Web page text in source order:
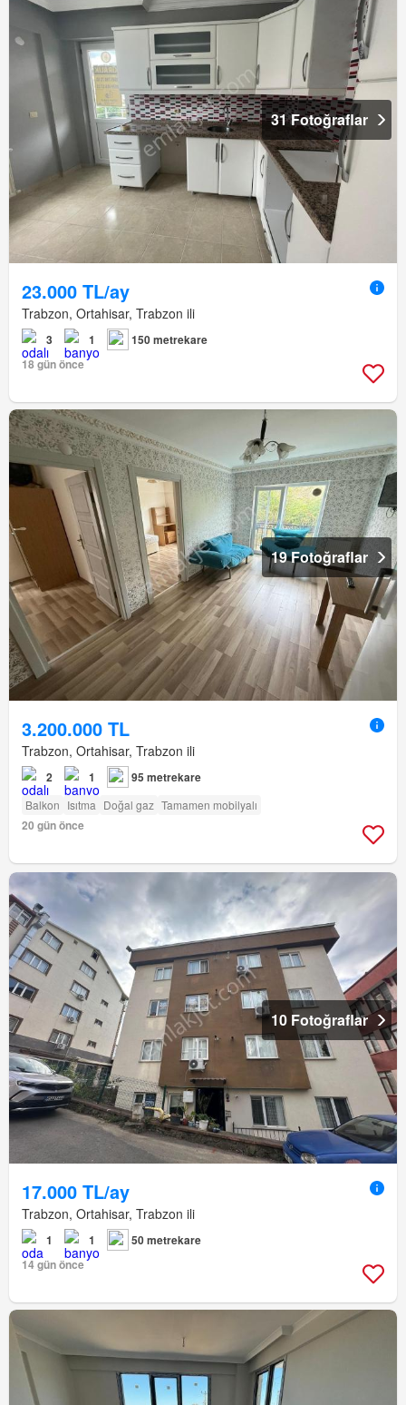
31 Fotoğraflar
23.000 TL/ay
Trabzon, Ortahisar, Trabzon ili
3 1
150 metrekare
18 gün önce
19 Fotoğraflar
3.200.000 TL
Trabzon, Ortahisar, Trabzon ili
2 1 95 metrekare
Balkon Isıtma Doğal gaz Tamamen mobilyalı
20 gün önce
10 Fotoğraflar
17.000 TL/ay
Trabzon, Ortahisar, Trabzon ili
1 1
50 metrekare
14 gün önce